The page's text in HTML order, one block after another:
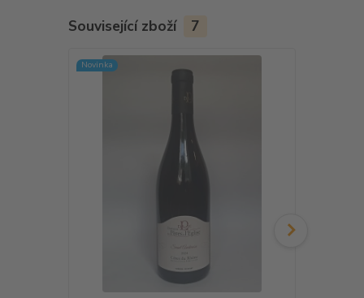
Související zboží 7
Novinka